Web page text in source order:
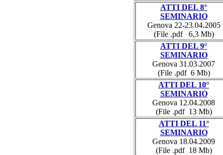
ATTI DEL 8°
SEMINARIO
Genova 22-23.04.2005
(File .pdf 6,3 Mb)
ATTI DEL 9°
SEMINARIO
Genova 31.03.2007
(File .pdf 6 Mb)
ATTI DEL 10°
SEMINARIO
Genova 12.04.2008
(File .pdf 13 Mb)
ATTI DEL 11°
SEMINARIO
Genova 18.04.2009
(File .pdf 18 Mb)